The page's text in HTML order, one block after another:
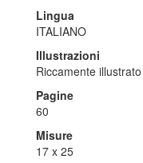
Lingua
ITALIANO
Illustrazioni
Riccamente illustrato
Pagine
60
Misure
17 x 25